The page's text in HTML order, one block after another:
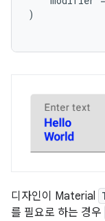
)
디자인이 Material
를 필요로 하는 경우